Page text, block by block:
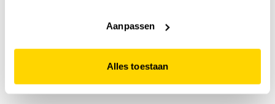
website niet optimaal functioneert.
Aanpassen
Alles toestaan